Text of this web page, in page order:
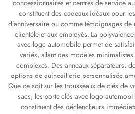
concessionnaires et centres de service
constituent des cadeaux idéaux pour
d’anniversaire ou comme témoignages de
clientèle et aux employés. La
avec logo automobile permet de
variés, allant des modèles
complexes. Des anneaux séparateurs,
options de quincaillerie personnalisée
Que ce soit sur les trousseaux de clés de
sacs, les porte-clés avec logo
constituent des déclencheurs